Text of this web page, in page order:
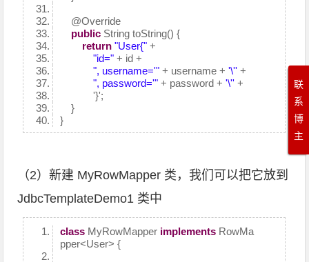
@Override
public String toString() {
return "User{" +
"id=" + id +
", username='" + username +'\'' +
", password='" + password +'\'' +
'}';
}
}
（2）新建 MyRowMapper 类，我们可以把它放到
JdbcTemplateDemo1 类中
class MyRowMapper implements RowMa
pper<User> {
联
系
博
主